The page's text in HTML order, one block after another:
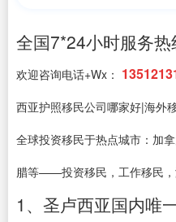
全国7*24小时服务热
欢迎咨询电话+Wx：
西亚护照移民公司哪家好|海外
全球投资移民于热点城市：加
腊等——投资移民，工作移民
1、圣卢西亚国内唯